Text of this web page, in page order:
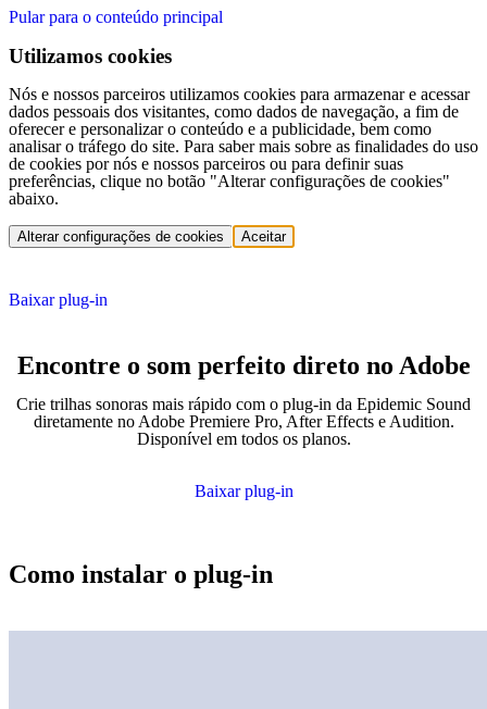
Pular para o conteúdo principal
Utilizamos cookies
Nós e nossos parceiros utilizamos cookies para armazenar e acessar
dados pessoais dos visitantes, como dados de navegação, a fim de
oferecer e personalizar o conteúdo e a publicidade, bem como
analisar o tráfego do site. Para saber mais sobre as finalidades do uso
de cookies por nós e nossos parceiros ou para definir suas
preferências, clique no botão "Alterar configurações de cookies"
abaixo.
Alterar configurações de cookies Aceitar
Baixar plug-in
Encontre o som perfeito direto no Adobe
Crie trilhas sonoras mais rápido com o plug-in da Epidemic Sound
diretamente no Adobe Premiere Pro, After Effects e Audition.
Disponível em todos os planos.
Baixar plug-in
Como instalar o plug-in